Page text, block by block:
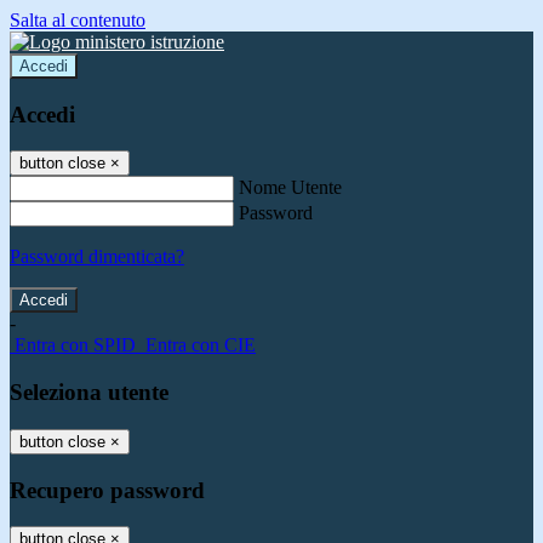
Salta al contenuto
Accedi
Accedi
button close ×
Nome Utente
Password
Password dimenticata?
-
Entra con SPID Entra con CIE
Seleziona utente
button close ×
Recupero password
button close ×